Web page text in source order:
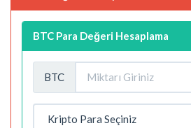
BTC Para Değeri Hesaplama
BTC